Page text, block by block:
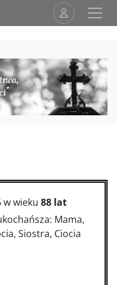
w wieku 88 lat
Mama,
Siostra, Ciocia